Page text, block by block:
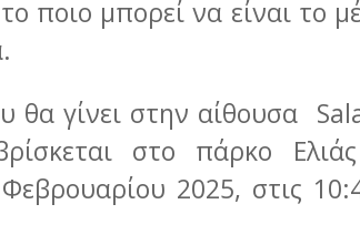
ποιο μπορεί να είναι το
θα γίνει στην αίθουσα
στο πάρκο
2025, στις